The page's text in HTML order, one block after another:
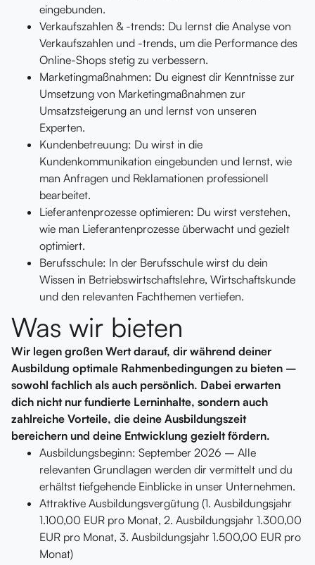
eingebunden.
Verkaufszahlen & -trends: Du lernst die Analyse von
Verkaufszahlen und -trends, um die Performance des
Online-Shops stetig zu verbessern.
Marketingmaßnahmen: Du eignest dir Kenntnisse zur
Umsetzung von Marketingmaßnahmen zur
Umsatzsteigerung an und lernst von unseren
Experten.
Kundenbetreuung: Du wirst in die
Kundenkommunikation eingebunden und lernst, wie
man Anfragen und Reklamationen professionell
bearbeitet.
Lieferantenprozesse optimieren: Du wirst verstehen,
wie man Lieferantenprozesse überwacht und gezielt
optimiert.
Berufsschule: In der Berufsschule wirst du dein
Wissen in Betriebswirtschaftslehre, Wirtschaftskunde
und den relevanten Fachthemen vertiefen.
Was wir bieten
Wir legen großen Wert darauf, dir während deiner
Ausbildung optimale Rahmenbedingungen zu bieten –
sowohl fachlich als auch persönlich. Dabei erwarten
dich nicht nur fundierte Lerninhalte, sondern auch
zahlreiche Vorteile, die deine Ausbildungszeit
bereichern und deine Entwicklung gezielt fördern.
Ausbildungsbeginn: September 2026 – Alle
relevanten Grundlagen werden dir vermittelt und du
erhältst tiefgehende Einblicke in unser Unternehmen.
Attraktive Ausbildungsvergütung (1. Ausbildungsjahr
1.100,00 EUR pro Monat, 2. Ausbildungsjahr 1.300,00
EUR pro Monat, 3. Ausbildungsjahr 1.500,00 EUR pro
Monat)